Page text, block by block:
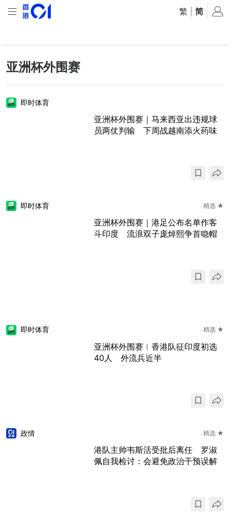
繁 简
亚洲杯外围赛
即时体育
亚洲杯外围赛｜马来西亚出违规球
员两仗判输 下周战越南添火药味
即时体育 精选 ★
亚洲杯外围赛｜港足公布名单作客
斗印度 流浪双子庞焯熙争首喼帽
即时体育 精选 ★
亚洲杯外围赛︱香港队征印度初选
40人 外流兵近半
政情 精选 ★
港队主帅韦斯活受批后离任 罗淑
佩自我检讨：会避免政治干预误解